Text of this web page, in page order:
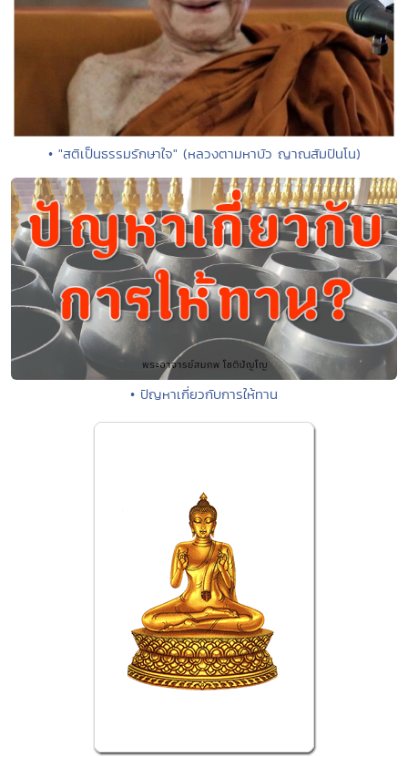
• "สติเป็นธรรมรักษาใจ" (หลวงตามหาบัว ญาณสัมปันโน)
• ปัญหาเกี่ยวกับการให้ทาน